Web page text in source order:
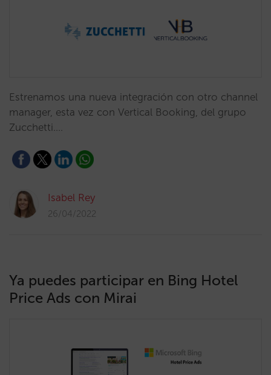
Estrenamos una nueva integración con otro channel
manager, esta vez con Vertical Booking, del grupo
Zucchetti.…
Isabel Rey
26/04/2022
Ya puedes participar en Bing Hotel
Price Ads con Mirai